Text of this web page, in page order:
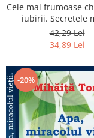
Cele mai frumoase
iubirii. Secretele
omenesti in opera
initiat, Rumi
42,29 Lei
34,89 Lei
-20%